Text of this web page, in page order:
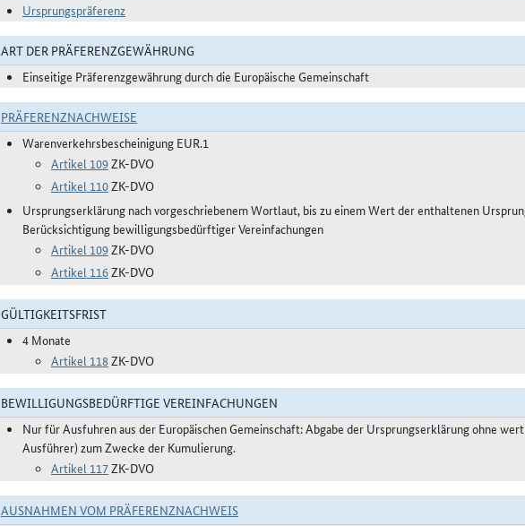
Ursprungspräferenz
ART DER PRÄFERENZGEWÄHRUNG
Einseitige Präferenzgewährung durch die Europäische Gemeinschaft
PRÄFERENZNACHWEISE
Warenverkehrsbescheinigung EUR.1
Artikel 109ZK-DVO
Artikel 110ZK-DVO
Ursprungserklärung nach vorgeschriebenem Wortlaut, bis zu einem Wert der enthaltenen
Berücksichtigung bewilligungsbedürftiger Vereinfachungen
Artikel 109ZK-DVO
Artikel 116ZK-DVO
GÜLTIGKEITSFRIST
4 Monate
Artikel 118ZK-DVO
BEWILLIGUNGSBEDÜRFTIGE VEREINFACHUNGEN
Nur für Ausfuhren aus der Europäischen Gemeinschaft: Abgabe der Ursprungserklärung ohne
Ausführer) zum Zwecke der Kumulierung.
Artikel 117ZK-DVO
AUSNAHMEN VOM PRÄFERENZNACHWEIS